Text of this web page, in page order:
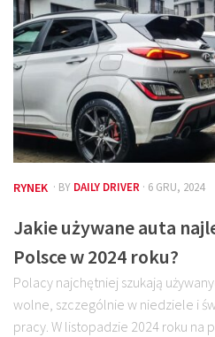
Kalkulatory
Przelicznik mocy
Auto z niemiec
Galerie
RYNEK · BY DAILY DRIVER · 6 GRU, 2024
Jakie używane auta
Polsce w 2024 roku?
Polacy najchętniej szukają
wolne, szczególnie w niedziele i
pracy. W listopadzie 2024 roku na